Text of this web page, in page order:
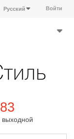
Войти
Русский